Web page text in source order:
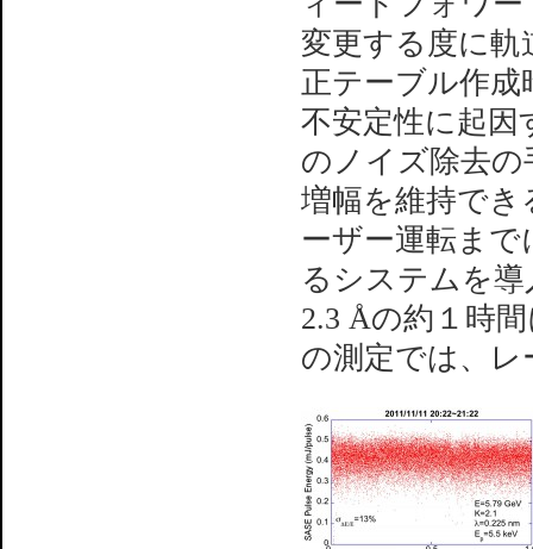
変更する度に軌
正テーブル作成
不安定性に起
のノイズ除去
増幅を維持でき
ーザー運転ま
るシステムを
2.3 Åの約１時
の測定では、レ